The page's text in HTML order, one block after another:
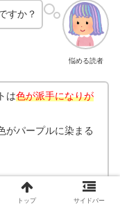
悩める読者
すか？
は色が派手になりが
がパープルに染まる
トップ サイドバー